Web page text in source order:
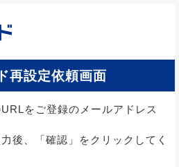
再設定依頼画面
をご登録のメールアドレス
後、「確認」をクリックしてく